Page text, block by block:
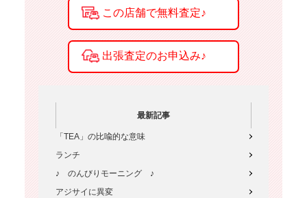
最新記事
「TEA」の比喩的な意味
ランチ
♪ のんびりモーニング ♪
アジサイに異変